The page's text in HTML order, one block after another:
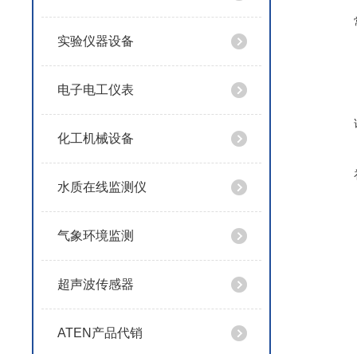
实验仪器设备
电子电工仪表
化工机械设备
水质在线监测仪
气象环境监测
超声波传感器
ATEN产品代销